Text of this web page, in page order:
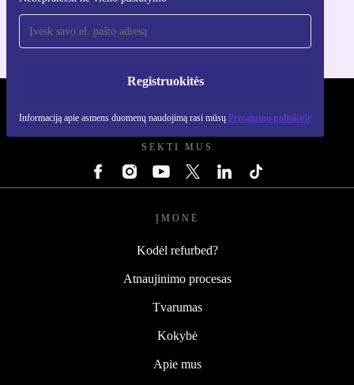
Registruokitės
Informaciją apie asmens duomenų naudojimą rasi mūsų Privatumo politikoje
SEKTI MUS
ĮMONĖ
Kodėl refurbed?
Atnaujinimo procesas
Tvarumas
Kokybė
Apie mus